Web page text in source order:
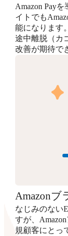
Amazon Pay
イトでも
能になります
途中離脱（カ
改善が期待で
Amazonブ
なじみのない
すが、
規顧客にとっ